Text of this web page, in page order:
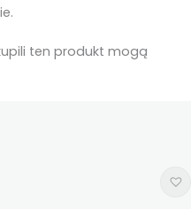
ten produkt mogą